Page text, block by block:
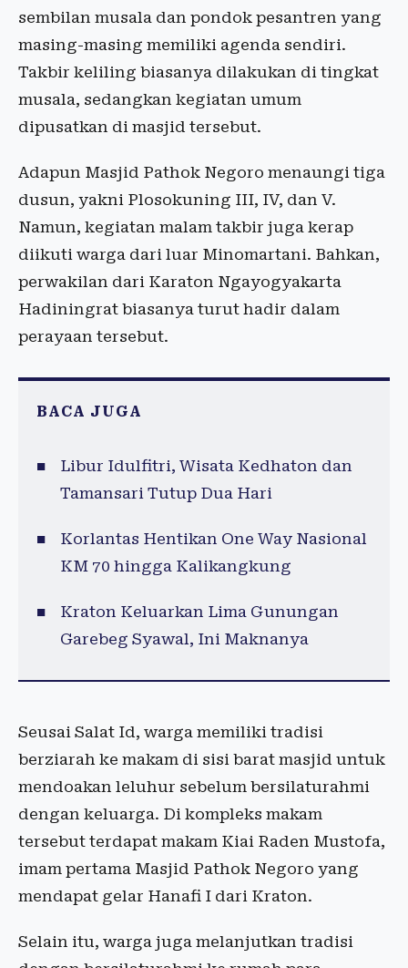
sembilan musala dan pondok pesantren yang
masing-masing memiliki agenda sendiri.
Takbir keliling biasanya dilakukan di tingkat
musala, sedangkan kegiatan umum
dipusatkan di masjid tersebut.
Adapun Masjid Pathok Negoro menaungi tiga
dusun, yakni Plosokuning III, IV, dan V.
Namun, kegiatan malam takbir juga kerap
diikuti warga dari luar Minomartani. Bahkan,
perwakilan dari Karaton Ngayogyakarta
Hadiningrat biasanya turut hadir dalam
perayaan tersebut.
BACA JUGA
Libur Idulfitri, Wisata Kedhaton dan
Tamansari Tutup Dua Hari
Korlantas Hentikan One Way Nasional
KM 70 hingga Kalikangkung
Kraton Keluarkan Lima Gunungan
Garebeg Syawal, Ini Maknanya
Seusai Salat Id, warga memiliki tradisi
berziarah ke makam di sisi barat masjid untuk
mendoakan leluhur sebelum bersilaturahmi
dengan keluarga. Di kompleks makam
tersebut terdapat makam Kiai Raden Mustofa,
imam pertama Masjid Pathok Negoro yang
mendapat gelar Hanafi I dari Kraton.
Selain itu, warga juga melanjutkan tradisi